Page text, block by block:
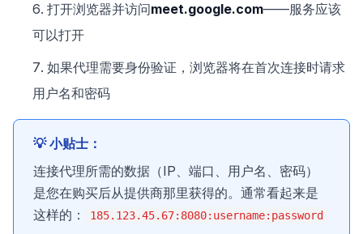
打开浏览器并访问meet.google.com——服务应该
可以打开
如果代理需要身份验证，浏览器将在首次连接时请求
用户名和密码
💡 小贴士：
连接代理所需的数据（IP、端口、用户名、密码）
是您在购买后从提供商那里获得的。通常看起来是
这样的：
185.123.45.67:8080:username:password